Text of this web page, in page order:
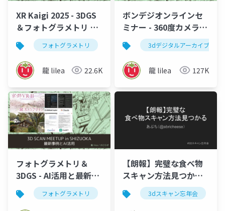
XR Kaigi 2025 - 3DGS
＆フォトグラメトリ 前
川國男邸事例とXGRIDS
TIPS
フォトグラメトリ 3d gaussian splatting 3dgs
龍 lilea 22.6K
ボンデジオンラインセ
ミナー - 360度カメラに
よる3D Gaussian
SplattingとUnityによ
る活用
3dデジタルアーカイブ
龍 lilea 127K
フォトグラメトリ＆
3DGS - AI活用と最新事
例 - 3D SCAN MEETUP
in SHIZUOKA 2025
フォトグラメトリ ガウシアンスプラッティング
【朗報】完璧な食べ物
スキャン方法見つかる
_2024年3Dスキャン忘
年会LT
3dスキャン忘年会